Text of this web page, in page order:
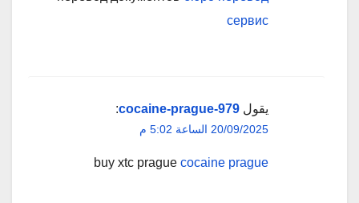
сервис
يقول cocaine-prague-979
:
20/09/2025 الساعة 5:02 م
buy xtc prague cocaine prague